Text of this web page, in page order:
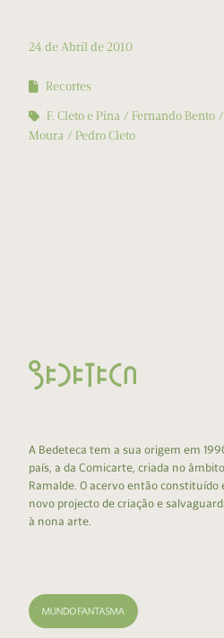
24 de Abril de 2010
Recortes
F. Cleto e Pina
Fernando Bento
Moura
Pedro Cleto
A Bedeteca tem a sua origem em
país, a da Comicarte, criada no
Ramalde. O acervo então constituído
novo projecto de criação e
à nona arte.